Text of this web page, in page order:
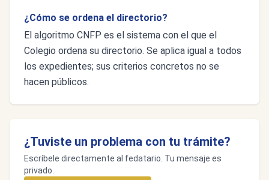
¿Cómo se ordena el directorio?
El algoritmo CNFP es el sistema con el que el
Colegio ordena su directorio. Se aplica igual a todos
los expedientes; sus criterios concretos no se
hacen públicos.
¿Tuviste un problema con tu trámite?
Escríbele directamente al fedatario. Tu mensaje es
privado.